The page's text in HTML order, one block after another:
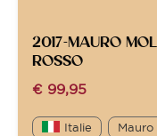
2017-MAURO
ROSSO
€ 99,95
Italie Mauro